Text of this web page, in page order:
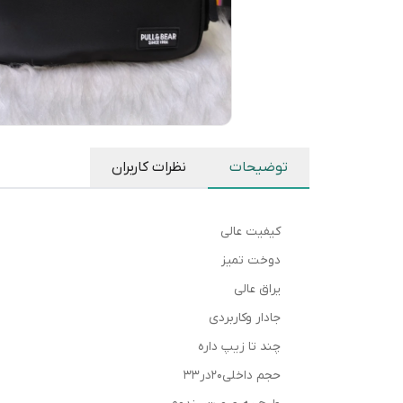
توضیحات نظرات کاربران
کیفیت عالی
دوخت تمیز
یراق عالی
جادار وکاربردی
چند تا زیپ داره
حجم داخلی۲۰در۳۳